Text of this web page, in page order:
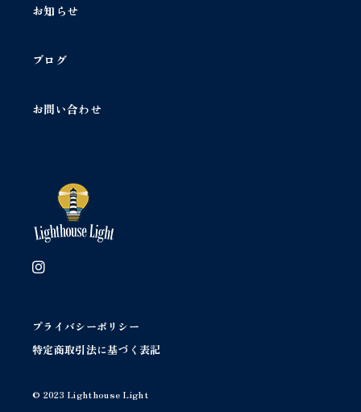
プライバシーポリシー
特定商取引法に基づく表記
© 2023 Lighthouse Light
お知らせ
ブログ
お問い合わせ